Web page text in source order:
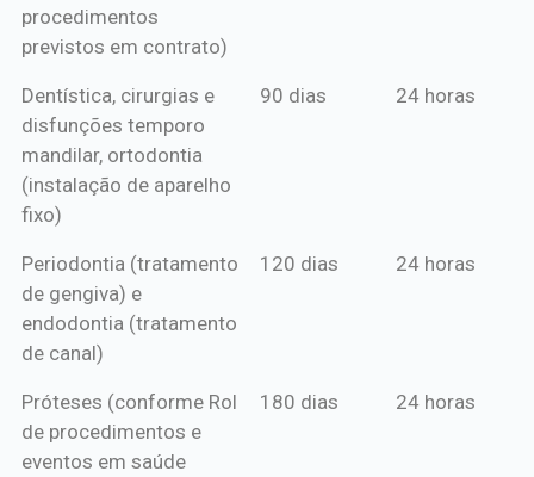
procedimentos
previstos em contrato)
Dentística, cirurgias e
disfunções temporo
mandilar, ortodontia
(instalação de aparelho
fixo)
90 dias 24 horas
Periodontia (tratamento
de gengiva) e
endodontia (tratamento
de canal)
120 dias 24 horas
Próteses (conforme Rol
de procedimentos e
eventos em saúde
180 dias 24 horas